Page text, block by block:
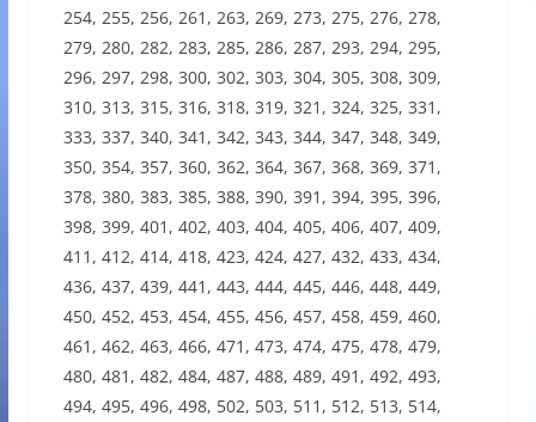
254, 255, 256, 261, 263, 269, 273, 275, 276, 278,
279, 280, 282, 283, 285, 286, 287, 293, 294, 295,
296, 297, 298, 300, 302, 303, 304, 305, 308, 309,
310, 313, 315, 316, 318, 319, 321, 324, 325, 331,
333, 337, 340, 341, 342, 343, 344, 347, 348, 349,
350, 354, 357, 360, 362, 364, 367, 368, 369, 371,
378, 380, 383, 385, 388, 390, 391, 394, 395, 396,
398, 399, 401, 402, 403, 404, 405, 406, 407, 409,
411, 412, 414, 418, 423, 424, 427, 432, 433, 434,
436, 437, 439, 441, 443, 444, 445, 446, 448, 449,
450, 452, 453, 454, 455, 456, 457, 458, 459, 460,
461, 462, 463, 466, 471, 473, 474, 475, 478, 479,
480, 481, 482, 484, 487, 488, 489, 491, 492, 493,
494, 495, 496, 498, 502, 503, 511, 512, 513, 514,